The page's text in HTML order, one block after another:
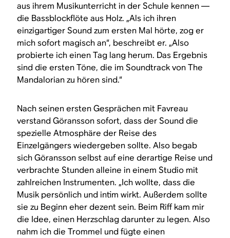
aus ihrem Musikunterricht in der Schule kennen —
die Bassblockflöte aus Holz. „Als ich ihren
einzigartiger Sound zum ersten Mal hörte, zog er
mich sofort magisch an“, beschreibt er. „Also
probierte ich einen Tag lang herum. Das Ergebnis
sind die ersten Töne, die im Soundtrack vonThe
Mandalorianzu hören sind.“
Nach seinen ersten Gesprächen mit Favreau
verstand Göransson sofort, dass der Sound die
spezielle Atmosphäre der Reise des
Einzelgängers wiedergeben sollte. Also begab
sich Göransson selbst auf eine derartige Reise und
verbrachte Stunden alleine in einem Studio mit
zahlreichen Instrumenten. „Ich wollte, dass die
Musik persönlich und intim wirkt. Außerdem sollte
sie zu Beginn eher dezent sein. Beim Riff kam mir
die Idee, einen Herzschlag darunter zu legen. Also
nahm ich die Trommel und fügte einen